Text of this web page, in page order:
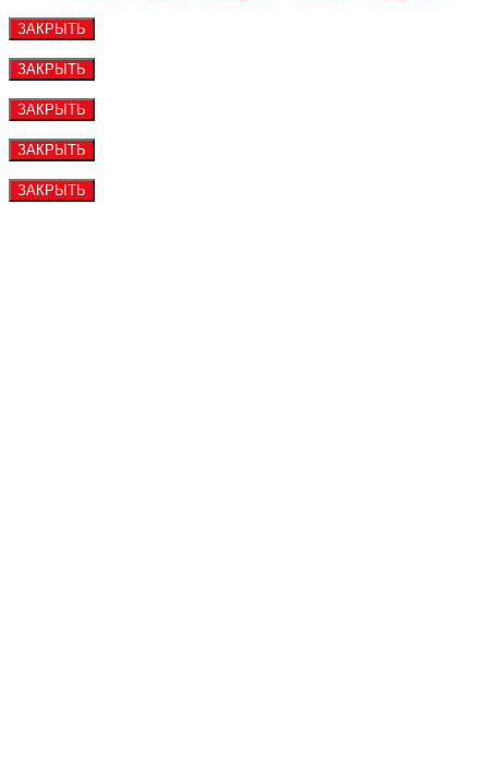
ЗАКРЫТЬ
ЗАКРЫТЬ
ЗАКРЫТЬ
ЗАКРЫТЬ
ЗАКРЫТЬ